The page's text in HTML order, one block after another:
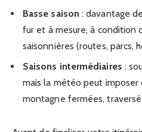
Basse saison : davantage
fur et à mesure, à condition
saisonnières (routes, parcs,
Saisons intermédiaires :
mais la météo peut
montagne fermées,